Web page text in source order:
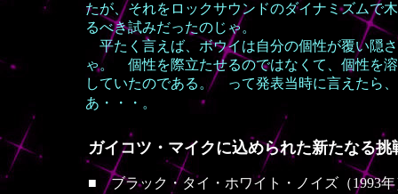
たが、それをロックサウンドのダイナミズムで
るべき試みだったのじゃ。
平たく言えば、ボウイは自分の個性が覆い隠
ゃ。 個性を際立たせるのではなくて、個性を
していたのである。 って発表当時に言えたら
あ・・・。
ガイコツ・マイクに込められた新たなる挑
■ ブラック・タイ・ホワイト・ノイズ（1993